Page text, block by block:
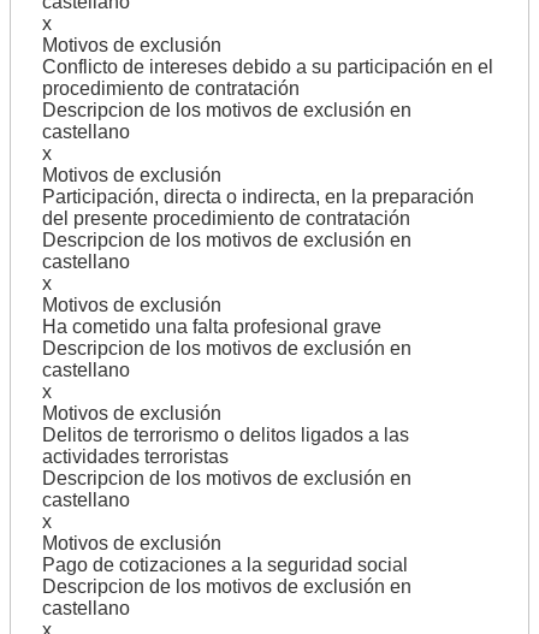
x
Motivos de exclusión
Conflicto de intereses debido a su participación en el
procedimiento de contratación
Descripcion de los motivos de exclusión en
castellano
x
Motivos de exclusión
Participación, directa o indirecta, en la preparación
del presente procedimiento de contratación
Descripcion de los motivos de exclusión en
castellano
x
Motivos de exclusión
Ha cometido una falta profesional grave
Descripcion de los motivos de exclusión en
castellano
x
Motivos de exclusión
Delitos de terrorismo o delitos ligados a las
actividades terroristas
Descripcion de los motivos de exclusión en
castellano
x
Motivos de exclusión
Pago de cotizaciones a la seguridad social
Descripcion de los motivos de exclusión en
castellano
x